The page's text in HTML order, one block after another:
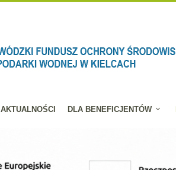
AKTUALNOŚCI DLA BENEFICJENTÓW